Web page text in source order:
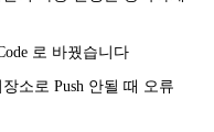
로 바꿨습니다
소로 Push 안될 때 오류